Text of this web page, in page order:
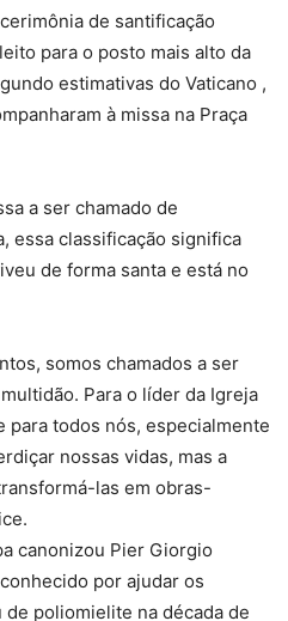
de santificação
para o posto mais alto da
estimativas do Vaticano ,
à missa na Praça
a ser chamado de
essa classificação significa
de forma santa e está no
somos chamados a ser
Para o líder da Igreja
para todos nós, especialmente
nossas vidas, mas a
las em obras-
canonizou Pier Giorgio
por ajudar os
poliomielite na década de